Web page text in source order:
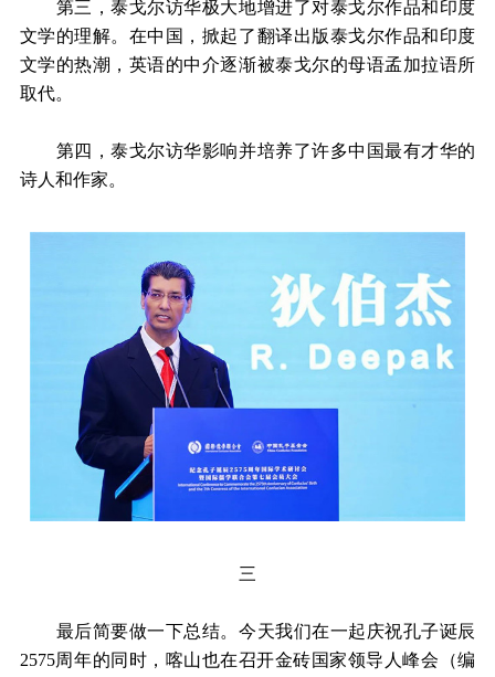
第三，泰戈尔访华极大地增进了对泰戈尔作品和印度
文学的理解。在中国，掀起了翻译出版泰戈尔作品和印度
文学的热潮，英语的中介逐渐被泰戈尔的母语孟加拉语所
取代。
第四，泰戈尔访华影响并培养了许多中国最有才华的
诗人和作家。
三
最后简要做一下总结。今天我们在一起庆祝孔子诞辰
2575周年的同时，喀山也在召开金砖国家领导人峰会（编